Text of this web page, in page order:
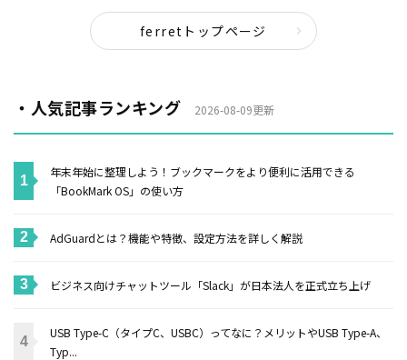
ferretトップページ
・人気記事ランキング 2026-08-09更新
年末年始に整理しよう！ブックマークをより便利に活用できる
「BookMark OS」の使い方
AdGuardとは？機能や特徴、設定方法を詳しく解説
ビジネス向けチャットツール「Slack」が日本法人を正式立ち上げ
USB Type-C（タイプC、USBC）ってなに？メリットやUSB Type-A、
Typ...